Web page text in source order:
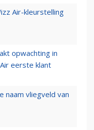
Air-kleurstelling
opwachting in
eerste klant
naam vliegveld van